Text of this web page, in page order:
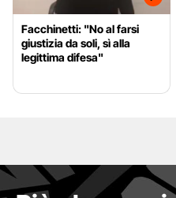
Facchinetti: "No al farsi
giustizia da soli, sì alla
legittima difesa"